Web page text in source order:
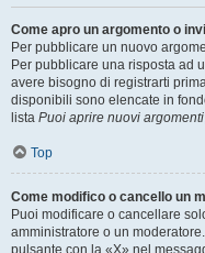
Come apro un argomento o
Per pubblicare un nuovo
Per pubblicare una risposta ad
avere bisogno di registrarti
disponibili sono elencate in
lista Puoi aprire nuovi argomenti
Top
Come modifico o cancello un
Puoi modificare o cancellare
amministratore o un
pulsante con la «X» nel